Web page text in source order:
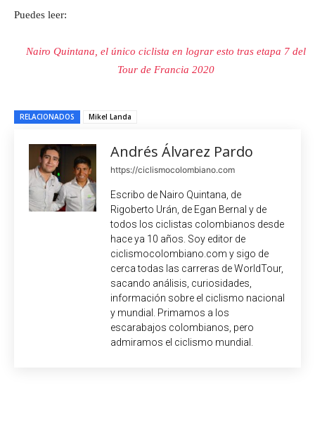
Puedes leer:
Nairo Quintana, el único ciclista en lograr esto tras etapa 7 del
Tour de Francia 2020
RELACIONADOS Mikel Landa
Andrés Álvarez Pardo
https://ciclismocolombiano.com
Escribo de Nairo Quintana, de
Rigoberto Urán, de Egan Bernal y de
todos los ciclistas colombianos desde
hace ya 10 años. Soy editor de
ciclismocolombiano.com y sigo de
cerca todas las carreras de WorldTour,
sacando análisis, curiosidades,
información sobre el ciclismo nacional
y mundial. Primamos a los
escarabajos colombianos, pero
admiramos el ciclismo mundial.